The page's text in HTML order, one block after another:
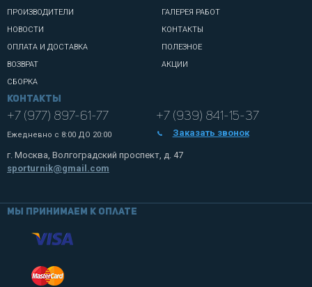
ПРОИЗВОДИТЕЛИ
НОВОСТИ
ОПЛАТА И ДОСТАВКА
ВОЗВРАТ
СБОРКА
ГАЛЕРЕЯ РАБОТ
КОНТАКТЫ
ПОЛЕЗНОЕ
АКЦИИ
Контакты
+7 (977) 897-61-77
Ежедневно с 8:00 ДО 20:00
+7 (939) 841-15-37
Заказать звонок
г. Москва, Волгоградский проспект, д. 47
sporturnik@gmail.com
Мы принимаем к оплате